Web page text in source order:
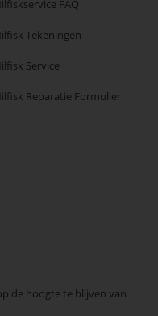
FAQ
Tekeningen
Service
Reparatie Formulier
de hoogte te blijven van